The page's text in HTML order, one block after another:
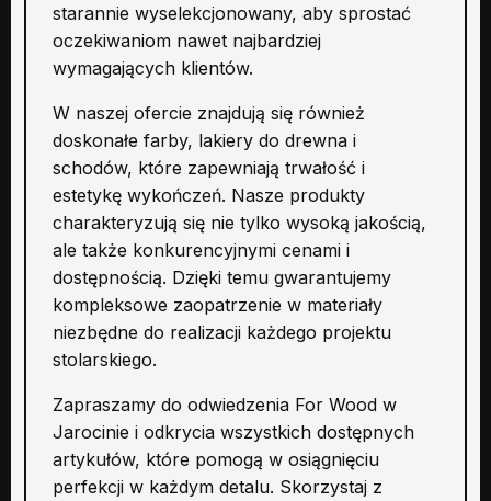
starannie wyselekcjonowany, aby sprostać
oczekiwaniom nawet najbardziej
wymagających klientów.
W naszej ofercie znajdują się również
doskonałe farby, lakiery do drewna i
schodów, które zapewniają trwałość i
estetykę wykończeń. Nasze produkty
charakteryzują się nie tylko wysoką jakością,
ale także konkurencyjnymi cenami i
dostępnością. Dzięki temu gwarantujemy
kompleksowe zaopatrzenie w materiały
niezbędne do realizacji każdego projektu
stolarskiego.
Zapraszamy do odwiedzenia For Wood w
Jarocinie i odkrycia wszystkich dostępnych
artykułów, które pomogą w osiągnięciu
perfekcji w każdym detalu. Skorzystaj z